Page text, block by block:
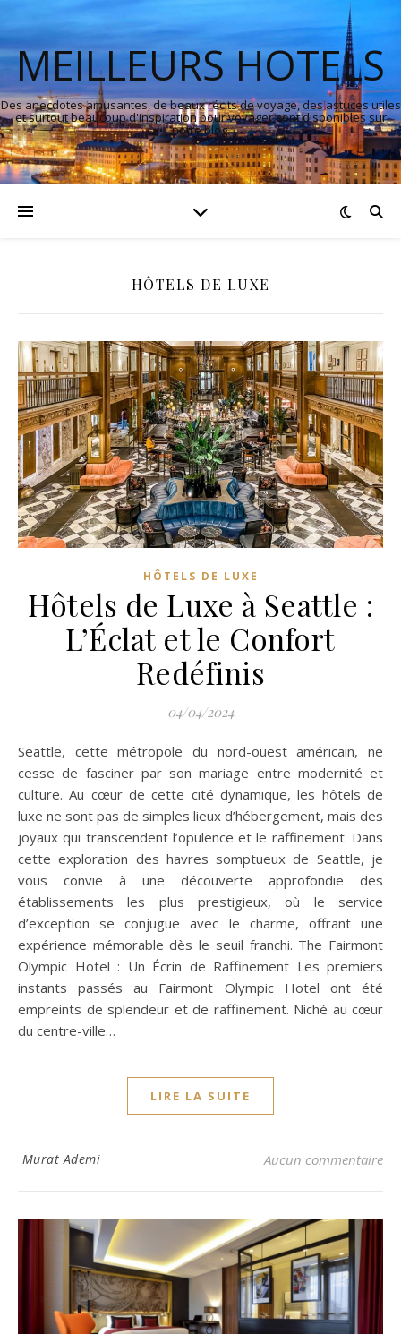
MEILLEURS HOTELS
Des anecdotes amusantes, de beaux récits de voyage, des astuces utiles
et surtout beaucoup d'inspiration pour voyager sont disponibles sur
notre blog.
HÔTELS DE LUXE
HÔTELS DE LUXE
Hôtels de Luxe à Seattle :
L’Éclat et le Confort
Redéfinis
04/04/2024
Seattle, cette métropole du nord-ouest américain, ne
cesse de fasciner par son mariage entre modernité et
culture. Au cœur de cette cité dynamique, les hôtels de
luxe ne sont pas de simples lieux d’hébergement, mais des
joyaux qui transcendent l’opulence et le raffinement. Dans
cette exploration des havres somptueux de Seattle, je
vous convie à une découverte approfondie des
établissements les plus prestigieux, où le service
d’exception se conjugue avec le charme, offrant une
expérience mémorable dès le seuil franchi. The Fairmont
Olympic Hotel : Un Écrin de Raffinement Les premiers
instants passés au Fairmont Olympic Hotel ont été
empreints de splendeur et de raffinement. Niché au cœur
du centre-ville…
LIRE LA SUITE
Murat Ademi Aucun commentaire